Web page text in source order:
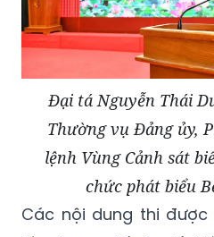
Đại tá Nguyễn Thái
Thường vụ Đảng ủy,
lệnh Vùng Cảnh sát
chức phát biểu
Các nội dung thi được